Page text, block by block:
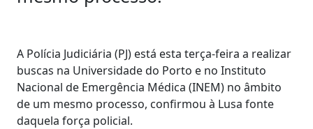
A Polícia Judiciária (PJ) está esta terça-feira a realizar
buscas na Universidade do Porto e no Instituto
Nacional de Emergência Médica (INEM) no âmbito
de um mesmo processo, confirmou à Lusa fonte
daquela força policial.